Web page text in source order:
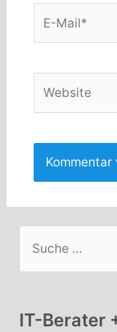
Mail*
h
IT-Berater